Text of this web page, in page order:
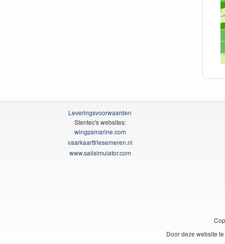
Leveringsvoorwaarden
Stentec's websites:
wingpsmarine.com
vaarkaartfriesemeren.nl
www.sailsimulator.com
Door deze website